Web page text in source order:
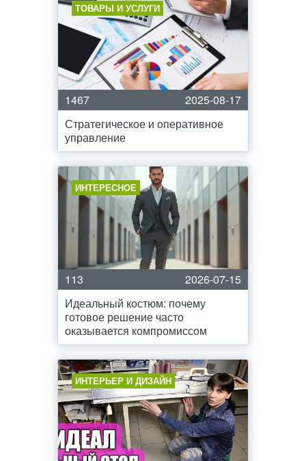
ТОВАРЫ И УСЛУГИ
1467
2025-08-17
Стратегическое и оперативное
управление
ИНТЕРЕСНОЕ
113
2026-07-15
Идеальный костюм: почему
готовое решение часто
оказывается компромиссом
ИНТЕРЬЕР И ДИЗАЙН